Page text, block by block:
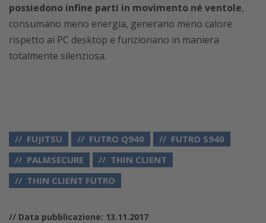
possiedono infine parti in movimento né ventole,
consumano meno energia, generano meno calore
rispetto ai PC desktop e funzionano in maniera
totalmente silenziosa.
FUJITSU FUTRO Q940
FUTRO S940
PALMSECURE
THIN CLIENT
THIN CLIENT FUTRO
// Data pubblicazione: 13.11.2017